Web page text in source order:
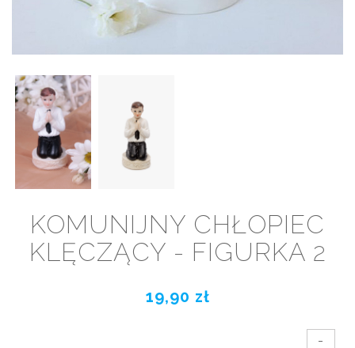
KOMUNIJNY CHŁOPIEC
KLĘCZĄCY - FIGURKA 2
19,90 zł
-